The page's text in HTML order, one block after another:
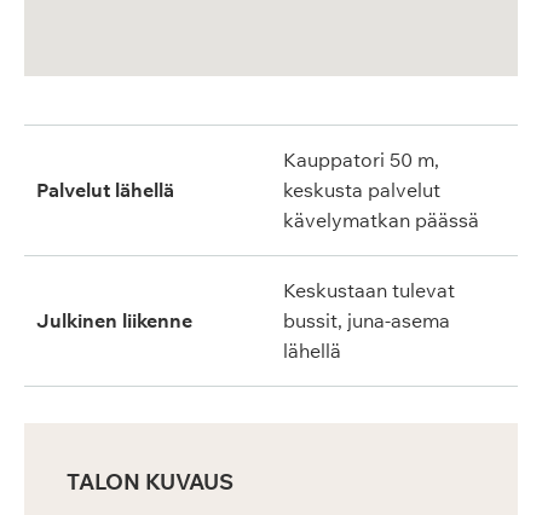
Palvelut lähellä
Kauppatori 50 m,
keskusta palvelut
kävelymatkan päässä
Julkinen liikenne
Keskustaan tulevat
bussit, juna-asema
lähellä
TALON KUVAUS